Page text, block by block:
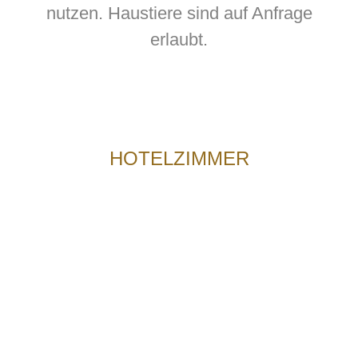
nutzen. Haustiere sind auf Anfrage
erlaubt.
HOTELZIMMER